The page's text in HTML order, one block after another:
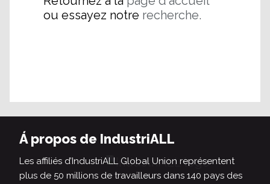
ou essayez notre recherche.
Á propos de IndustriALL
Les affiliés d’IndustriALL Global Union représentent
plus de 50 millions de travailleurs dans 140 pays des